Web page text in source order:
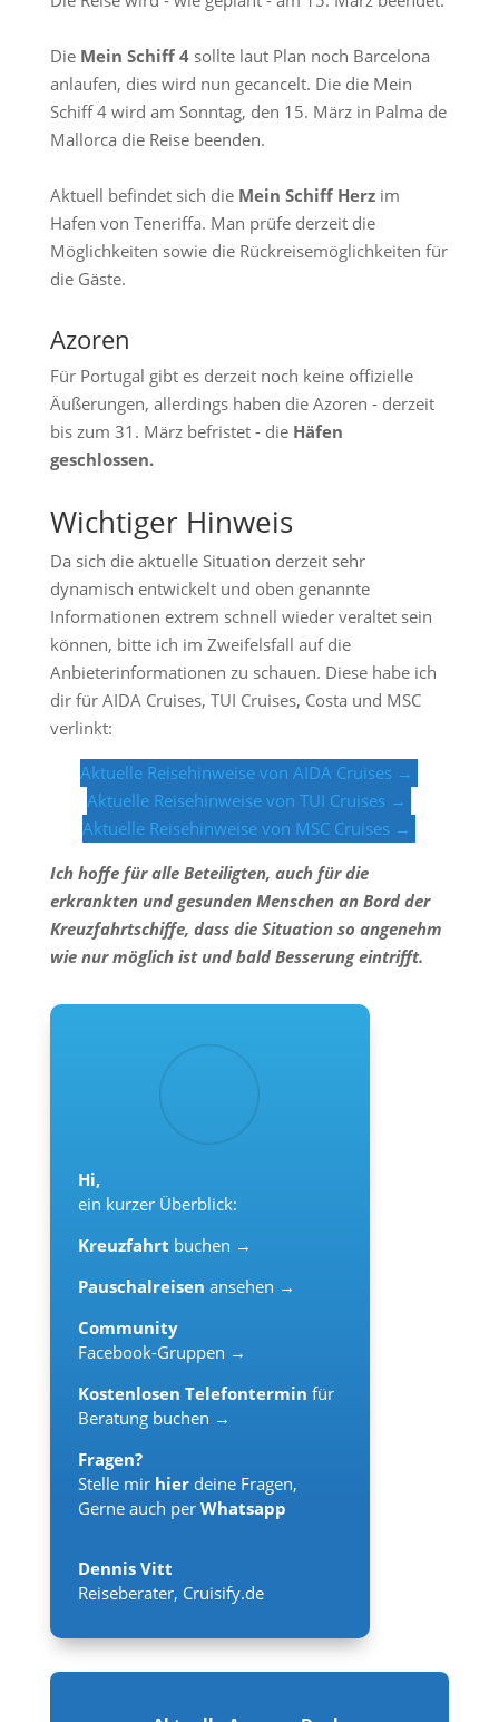
Die Mein Schiff 4sollte laut Plan noch Barcelona
anlaufen, dies wird nun gecancelt. Die die Mein
Schiff 4 wird am Sonntag, den 15. März in Palma de
Mallorca die Reise beenden.
Aktuell befindet sich die Mein Schiff Herzim
Hafen von Teneriffa. Man prüfe derzeit die
Möglichkeiten sowie die Rückreisemöglichkeiten für
die Gäste.
Azoren
Für Portugal gibt es derzeit noch keine offizielle
Äußerungen, allerdings haben die Azoren - derzeit
bis zum 31. März befristet - die Häfen
geschlossen.
Wichtiger Hinweis
Da sich die aktuelle Situation derzeit sehr
dynamisch entwickelt und oben genannte
Informationen extrem schnell wieder veraltet sein
können, bitte ich im Zweifelsfall auf die
Anbieterinformationen zu schauen. Diese habe ich
dir für AIDA Cruises, TUI Cruises, Costa und MSC
verlinkt:
Aktuelle Reisehinweise von AIDA Cruises →
Aktuelle Reisehinweise von TUI Cruises →
Aktuelle Reisehinweise von MSC Cruises →
Ich hoffe für alle Beteiligten, auch für die
erkrankten und gesunden Menschen an Bord der
Kreuzfahrtschiffe, dass die Situation so angenehm
wie nur möglich ist und bald Besserung eintrifft.
Hi,
ein kurzer Überblick:
Kreuzfahrt buchen →
Pauschalreisen ansehen →
Community
Facebook-Gruppen →
Kostenlosen Telefontermin für
Beratung buchen →
Fragen?
Stelle mir hier deine Fragen,
Gerne auch per Whatsapp
Dennis Vitt
Reiseberater, Cruisify.de